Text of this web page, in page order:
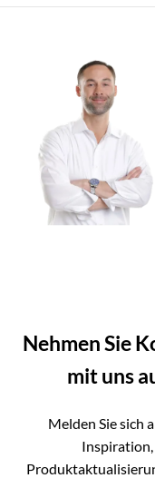
Nehmen Sie
mit uns
Melden Sie sich
Inspiration,